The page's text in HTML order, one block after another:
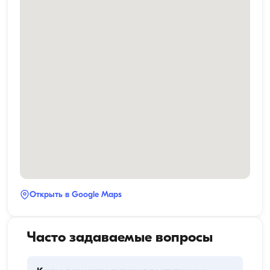
Открыть в Google Maps
Часто задаваемые вопросы